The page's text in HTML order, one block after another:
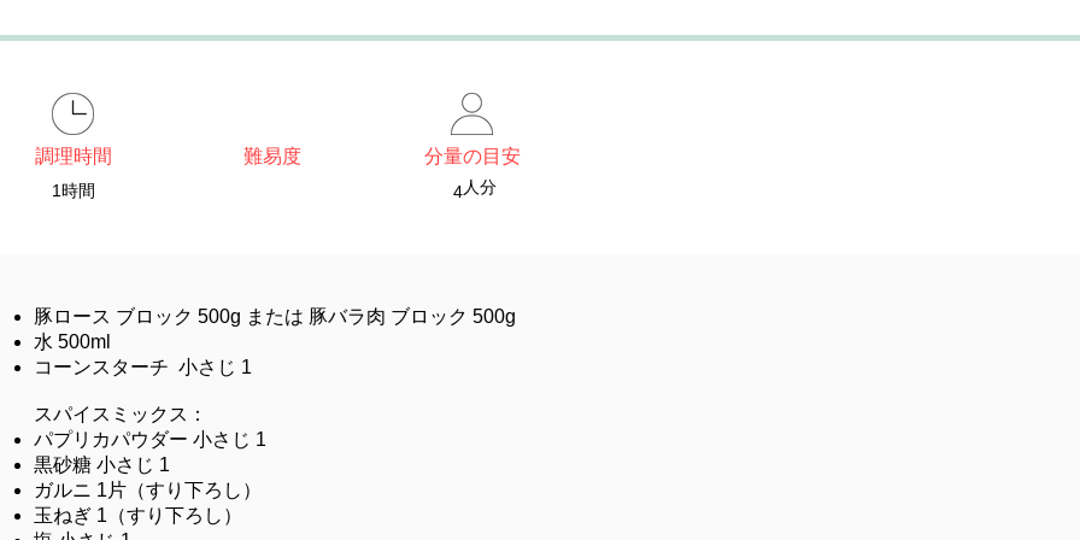
調理時間
1時間
難易度 分量の目安
4​人分
豚ロース ブロック 500g または 豚バラ肉 ブロック 500g
水 500ml
コーンスターチ 小さじ 1
スパイスミックス：
パプリカパウダー 小さじ 1
黒砂糖 小さじ 1
ガルニ 1片（すり下ろし）
玉ねぎ 1（すり下ろし）